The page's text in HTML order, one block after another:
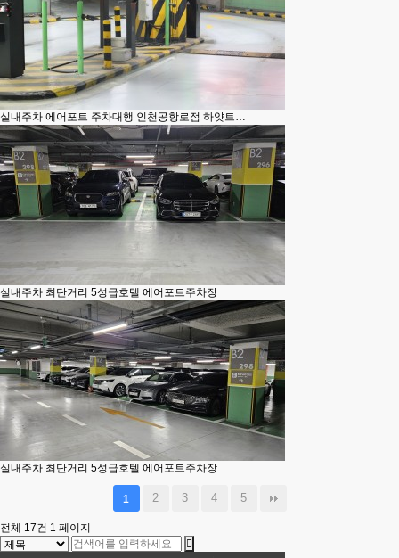
실내주차 에어포트 주차대행 인천공항로점 하얏트…
실내주차 최단거리 5성급호텔 에어포트주차장
실내주차 최단거리 5성급호텔 에어포트주차장
1 2 3 4 5
전체 17건 1 페이지